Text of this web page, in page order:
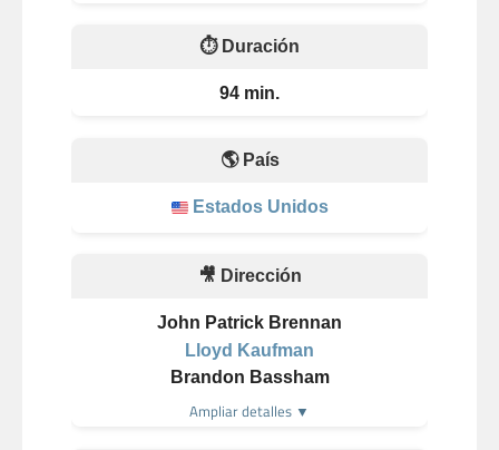
⏱️ Duración
94 min.
🌎 País
Estados Unidos
🎥 Dirección
John Patrick Brennan
Lloyd Kaufman
Brandon Bassham
Ampliar detalles ▼